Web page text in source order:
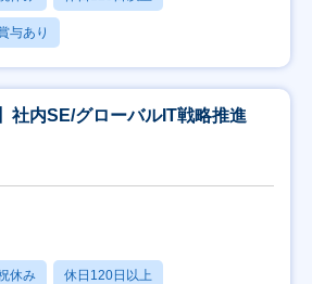
与あり
社内SE/グローバルIT戦略推進
休み 休日120日以上